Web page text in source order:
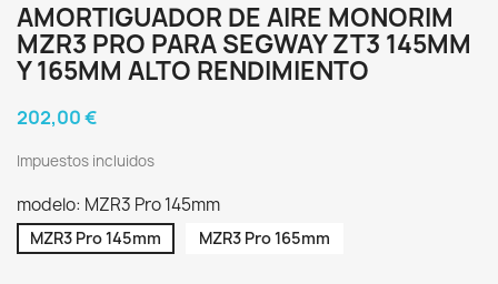
AMORTIGUADOR DE AIRE MONORIM
MZR3 PRO PARA SEGWAY ZT3 145MM
Y 165MM ALTO RENDIMIENTO
202,00 €
Impuestos incluidos
modelo: MZR3 Pro 145mm
MZR3 Pro 145mm MZR3 Pro 165mm